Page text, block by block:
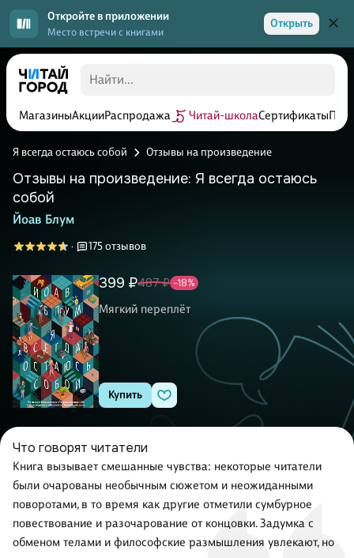
Откройте в приложении
Место встречи с книгами
Открыть
МагазиныАкцииРаспродажа Читай-школаСертификаты
Я всегда остаюсь собой Отзывы на произведение
Отзывы на произведение: Я всегда остаюсь
собой
Йоав Блум
· 175 отзывов
399 ₽487 ₽ -18%
Мягкий переплёт
Купить
Что говорят читатели
Книга вызывает смешанные чувства: некоторые читатели
были очарованы необычным сюжетом и неожиданными
поворотами, в то время как другие отметили сумбурное
повествование и разочарование от концовки. Задумка с
обменом телами и философские размышления увлекают, но